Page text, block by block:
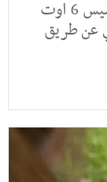
ينطلق بداية من منتصف نهار اليوم الخميس 6 اوت
عن طريق